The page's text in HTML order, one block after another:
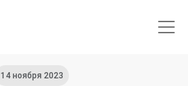
14 ноября 2023